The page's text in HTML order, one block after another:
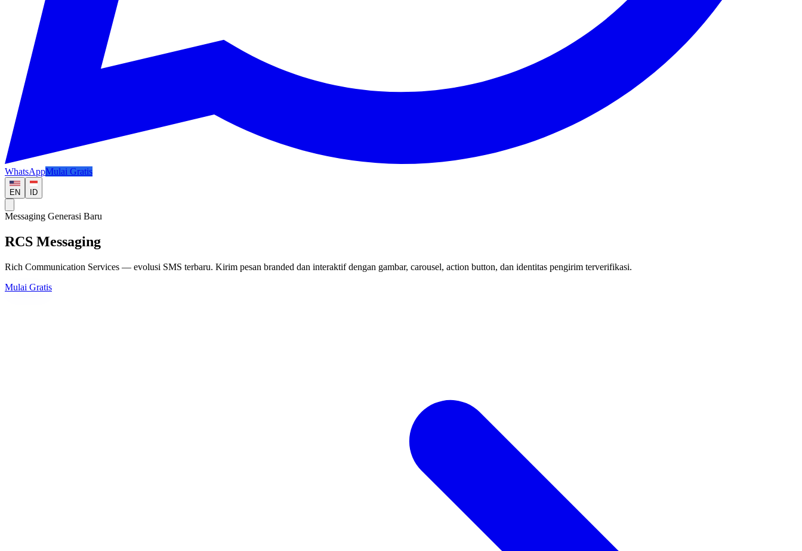
WhatsAppMulai Gratis
EN ID
Messaging Generasi Baru
RCS Messaging
Rich Communication Services — evolusi SMS terbaru. Kirim pesan branded dan interaktif dengan gambar, carousel, action button, dan identitas pengirim terverifikasi.
Mulai Gratis